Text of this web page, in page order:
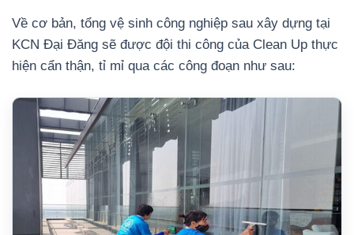
Về cơ bản, tổng vệ sinh công nghiệp sau xây dựng tại
KCN Đại Đăng sẽ được đội thi công của Clean Up thực
hiện cẩn thận, tỉ mỉ qua các công đoạn như sau: